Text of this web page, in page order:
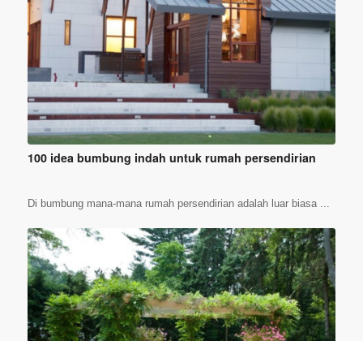
100 idea bumbung indah untuk rumah persendirian
Di bumbung mana-mana rumah persendirian adalah luar biasa ...